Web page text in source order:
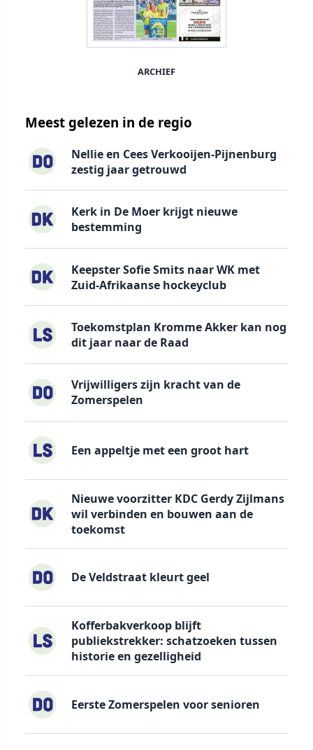
ARCHIEF
Meest gelezen in de regio
Nellie en Cees Verkooijen-Pijnenburg
zestig jaar getrouwd
Kerk in De Moer krijgt nieuwe
bestemming
Keepster Sofie Smits naar WK met
Zuid-Afrikaanse hockeyclub
Toekomstplan Kromme Akker kan nog
dit jaar naar de Raad
Vrijwilligers zijn kracht van de
Zomerspelen
Een appeltje met een groot hart
Nieuwe voorzitter KDC Gerdy Zijlmans
wil verbinden en bouwen aan de
toekomst
De Veldstraat kleurt geel
Kofferbakverkoop blijft
publiekstrekker: schatzoeken tussen
historie en gezelligheid
Eerste Zomerspelen voor senioren